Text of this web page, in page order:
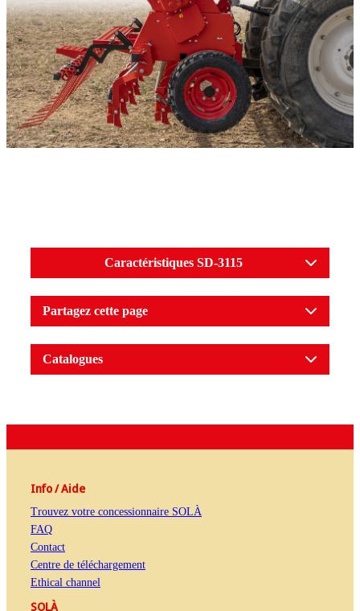
Caractéristiques SD-3115
Partagez cette page
Catalogues
Info / Aide
Trouvez votre concessionnaire SOLÀ
FAQ
Contact
Centre de téléchargement
Ethical channel
SOLÀ